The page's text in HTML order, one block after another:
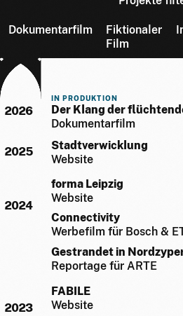
Dokumentarfilm
Fiktionaler
Film
Jahr Projekt
2026
IN PRODUKTION
Der Klang der
Dokumentarfilm
2025
Stadtverwicklung
Website
2024
forma Leipzig
Website
Connectivity
Werbefilm für Bosch &
2023
Gestrandet in
Reportage für ARTE
FABILE
Website